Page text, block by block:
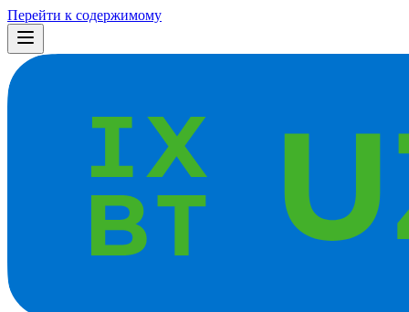
Перейти к содержимому